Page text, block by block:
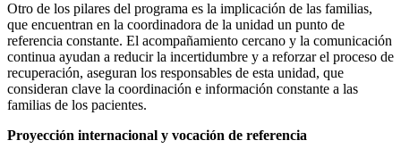
Otro de los pilares del programa es la implicación de las familias,
que encuentran en la coordinadora de la unidad un punto de
referencia constante. El acompañamiento cercano y la comunicación
continua ayudan a reducir la incertidumbre y a reforzar el proceso de
recuperación, aseguran los responsables de esta unidad, que
consideran clave la coordinación e información constante a las
familias de los pacientes.
Proyección internacional y vocación de referencia